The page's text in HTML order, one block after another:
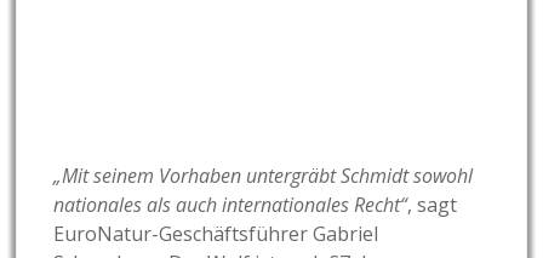
„Mit seinem Vorhaben untergräbt Schmidt sowohl
nationales als auch internationales Recht“, sagt
EuroNatur-Geschäftsführer Gabriel